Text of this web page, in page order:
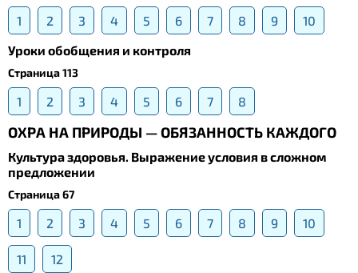
1 2 3 4 5 6 7 8 9
10
Уроки обобщения и контроля
Страница 113
1 2 3 4 5 6 7 8
ОХРА НА ПРИРОДЫ — ОБЯЗАННОСТЬ КАЖДОГО
Культура здоровья. Выражение условия в сложном
предложении
Страница 67
1 2 3 4 5 6 7 8 9 10
11
12